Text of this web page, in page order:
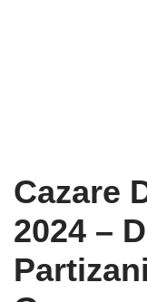
Cazare
2024 –